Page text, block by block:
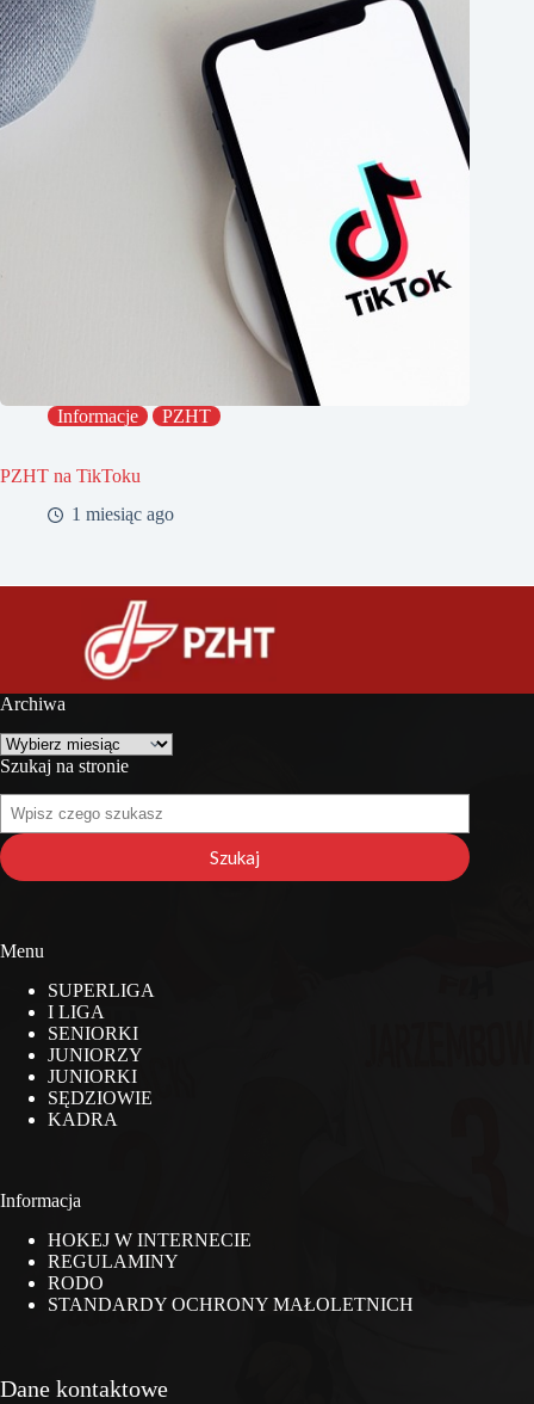
Informacje PZHT
PZHT na TikToku
1 miesiąc ago
Archiwa
Archiwa
Szukaj na stronie
Szukaj
na
stronie
Szukaj
Menu
SUPERLIGA
I LIGA
SENIORKI
JUNIORZY
JUNIORKI
SĘDZIOWIE
KADRA
Informacja
HOKEJ W INTERNECIE
REGULAMINY
RODO
STANDARDY OCHRONY MAŁOLETNICH
Dane kontaktowe